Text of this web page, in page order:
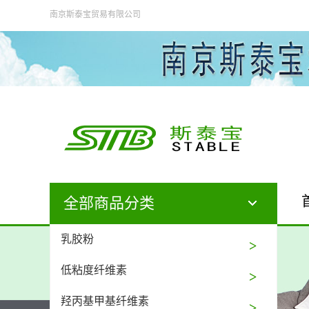
全部商品分类
乳胶粉
低粘度纤维素
羟丙基甲基纤维素
南京斯泰宝贸易有限公司